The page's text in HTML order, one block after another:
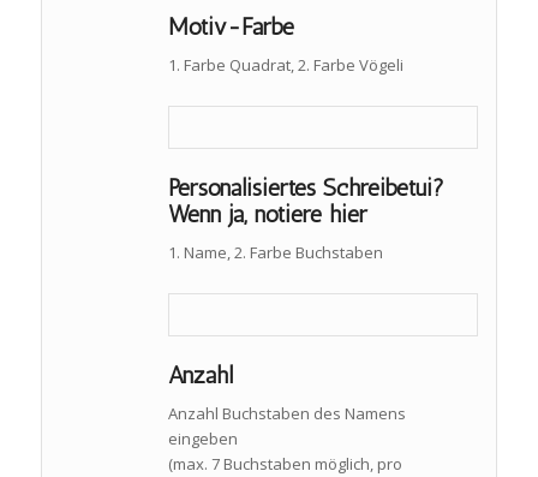
Motiv-Farbe
1. Farbe Quadrat, 2. Farbe Vögeli
Personalisiertes Schreibetui?
Wenn ja, notiere hier
1. Name, 2. Farbe Buchstaben
Anzahl
Anzahl Buchstaben des Namens
eingeben
(max. 7 Buchstaben möglich, pro